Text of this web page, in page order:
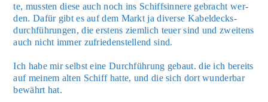
te, muss­ten die­se auch noch ins Schiffs­in­ne­re gebracht wer­
den. Dafür gibt es auf dem Markt ja diver­se Kabel­decks­
durch­füh­run­gen, die ers­tens ziem­lich teu­er sind und zwei­tens
auch nicht immer zufrie­den­stel­lend sind.
Ich habe mir selbst eine Durch­füh­rung gebaut. die ich bereits
auf mei­nem alten Schiff hat­te, und die sich dort wun­der­bar
bewährt hat.